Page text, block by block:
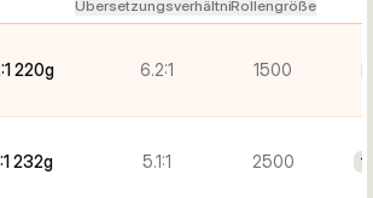
ÜbersetzungsverhältnisRollengröße
220g 6.2:1 1500
232g 5.1:1 2500